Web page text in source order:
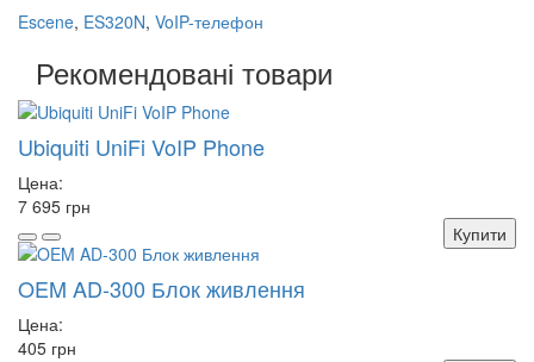
Escene, ES320N, VoIP-телефон
Рекомендовані товари
Ubiquiti UniFi VoIP Phone
Цена:
7 695 грн
Купити
OEM AD-300 Блок живлення
Цена:
405 грн